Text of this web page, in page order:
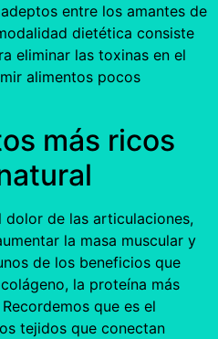
entre los amantes de
dietética consiste
eliminar las toxinas en el
alimentos pocos
más ricos
dolor de las articulaciones,
la masa muscular y
de los beneficios que
la proteína más
que es el
tejidos que conectan